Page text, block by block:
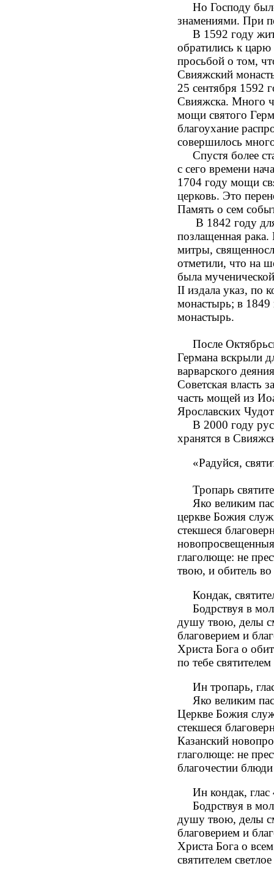
Но Господу было
знамениями. При
В 1592 году
обратились к
просьбой о том,
Свияжский
25 сентября 1592
Свияжска. Много
мощи святого
благоухание
совершилось
Спустя более
с сего времени
1704 году мощи
церковь. Это
Память о сем
В 1842 году для
позлащенная
митры,
отметили, что на
была
II издала указ, по
монастырь; в 1849
монастырь.
После
Германа вскрыли
варварского
Советская власть
часть мощей из
Ярославских
В 2000 году
хранятся в
«Радуйся,
Тропарь
Яко великим
церкве Божия
стекшеся
глаголюще: не
твою, и обитель
Кондак,
Бодрствуя в
душу твою, делы
благоверием и
Христа Бога о
по тебе
Ин тропарь,
Яко великим
Церкве Божия
стекшеся
Казанский
глаголюще: не
благочестии
Ин кондак, глас
Бодрствуя в
душу твою, делы
благоверием и
Христа Бога о
святителем